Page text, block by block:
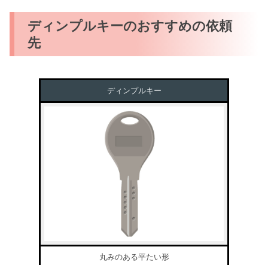
ディンプルキーのおすすめの依頼
先
ディンプルキー
丸みのある平たい形